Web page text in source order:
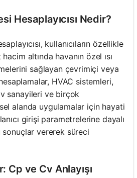
Hesaplayıcısı Nedir?
kullanıcıların özellikle
altında havanın özel ısı
sağlayan çevrimiçi veya
HVAC sistemleri,
sanayileri ve birçok
alanda uygulamalar için hayati
girişi parametrelerine dayalı
sonuçlar vererek süreci
Cp ve Cv Anlayışı